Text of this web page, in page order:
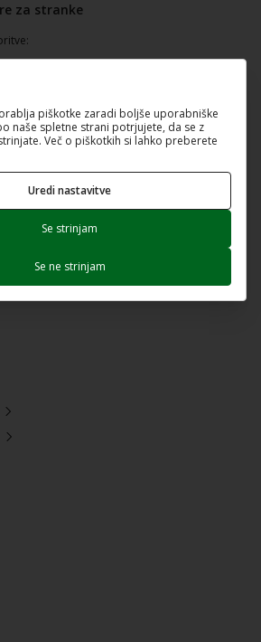
za stranke
nadstropje
ali vsak delovnik:
8h - 14h
piškotke zaradi boljše uporabniške
naše spletne strani potrjujete, da se z
Več o piškotkih si lahko preberete
Uredi nastavitve
Se strinjam
Se ne strinjam